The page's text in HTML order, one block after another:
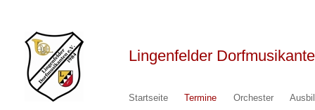
Lingenfelder
Startseite Termine Orchester